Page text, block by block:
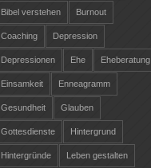
Bibel verstehen Burnout
Coaching Depression
Depressionen Ehe Eheberatung
Einsamkeit Enneagramm
Gesundheit Glauben
Gottesdienste Hintergrund
Hintergründe Leben gestalten